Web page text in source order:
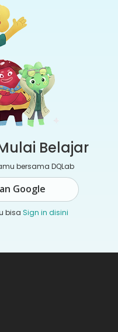
Belajar
bersama DQLab
Google
bisa Sign in disini